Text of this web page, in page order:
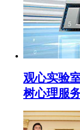
观心实验
树心理服